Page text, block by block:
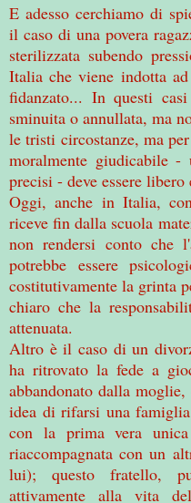
E adesso cerchiamo di
il caso di una povera
sterilizzata subendo
Italia che viene indotta
fidanzato... In questi
sminuita o annullata, ma
le tristi circostanze, ma
moralmente giudicabile
precisi - deve essere libero
Oggi, anche in Italia,
riceve fin dalla scuola
non rendersi conto che
potrebbe essere
costitutivamente la grinta
chiaro che la
attenuata.
Altro è il caso di un
ha ritrovato la fede a
abbandonato dalla
idea di rifarsi una
con la prima vera
riaccompagnata con un
lui); questo fratello,
attivamente alla vita